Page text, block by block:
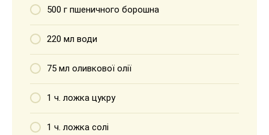
500 г пшеничного борошна
220 мл води
75 мл оливкової олії
1 ч. ложка цукру
1 ч. ложка солі